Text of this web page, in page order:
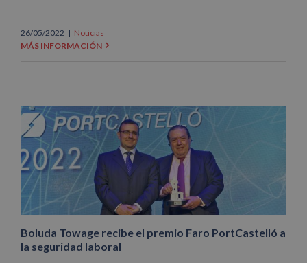
26/05/2022 | Noticias
MÁS INFORMACIÓN
Boluda Towage recibe el premio Faro PortCastelló a
la seguridad laboral